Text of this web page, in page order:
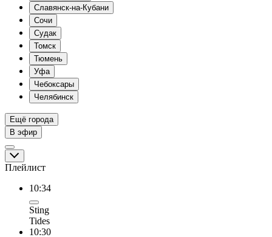
Славянск-на-Кубани
Сочи
Судак
Томск
Тюмень
Уфа
Чебоксары
Челябинск
Ещё города
В эфир
Плейлист
10:34
Sting
Tides
10:30